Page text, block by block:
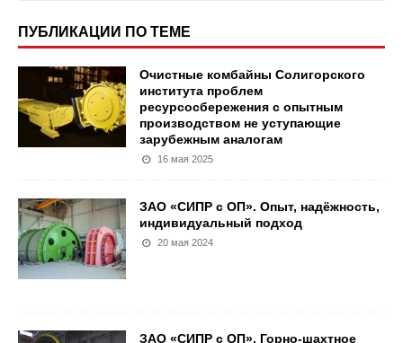
ПУБЛИКАЦИИ ПО ТЕМЕ
Очистные комбайны Солигорского
института проблем
ресурсосбережения с опытным
производством не уступающие
зарубежным аналогам
16 мая 2025
ЗАО «СИПР с ОП». Опыт, надёжность,
индивидуальный подход
20 мая 2024
ЗАО «СИПР с ОП». Горно-шахтное